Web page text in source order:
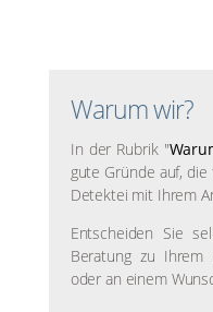
Warum wir?
In der Rubrik "
gute Gründe auf,
Detektei mit Ihrem
Entscheiden Sie
Beratung zu Ihrem
oder an einem